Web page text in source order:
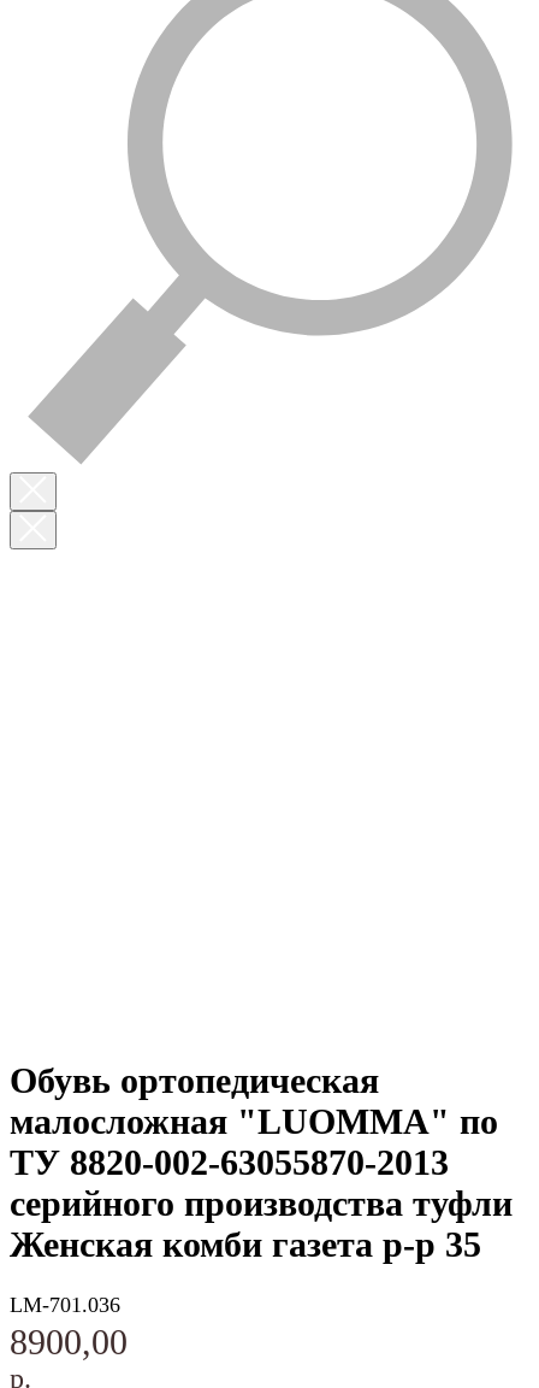
Обувь ортопедическая
малосложная "LUOMMA" по
ТУ 8820-002-63055870-2013
серийного производства туфли
Женская комби газета р-р 35
LM-701.036
8900,00
р.